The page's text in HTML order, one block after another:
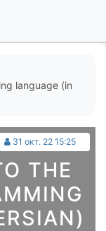
language (in
31 окт. 22 15:25
THE